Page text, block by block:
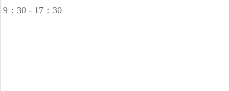
9：30 - 17：30